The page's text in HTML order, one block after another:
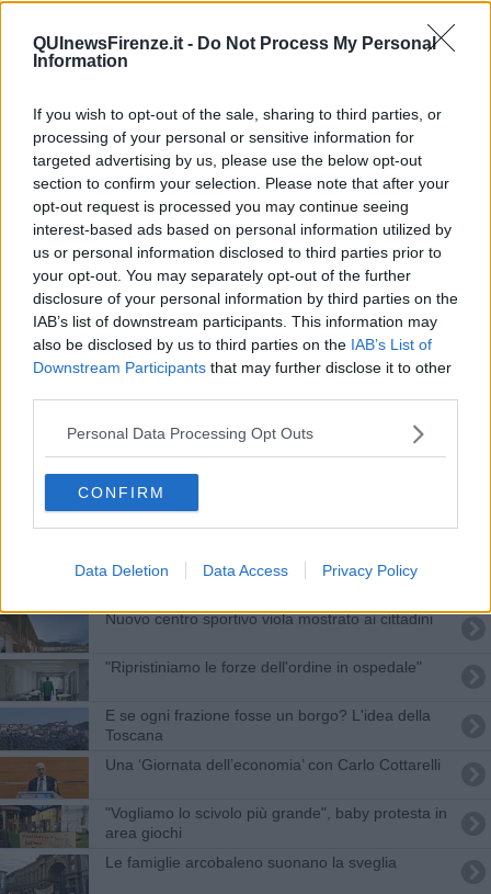
QUInewsFirenze.it - Do Not Process My Personal
Information
If you wish to opt-out of the sale, sharing to third parties, or
processing of your personal or sensitive information for
targeted advertising by us, please use the below opt-out
section to confirm your selection. Please note that after your
opt-out request is processed you may continue seeing
interest-based ads based on personal information utilized by
us or personal information disclosed to third parties prior to
your opt-out. You may separately opt-out of the further
disclosure of your personal information by third parties on the
IAB’s list of downstream participants. This information may
also be disclosed by us to third parties on the IAB’s List of
Downstream Participants that may further disclose it to other
Personal Data Processing Opt Outs
CONFIRM
Data Deletion Data Access Privacy Policy
Il rinascimento metropolitano della piana
Sicurezza, i sindaci vogliono più poteri
A Firenze la giunta provinciale lavora gratis
Agli Uffizi la bozza di un'opera perduta negli Usa
Cemento, rifiuti e animali nella morsa delle
ecomafie
Emergenza caldo, Sollicciano è un alto forno
Il tribunale nel pantano delle crisi aziendali
Taxi fiorentini in sciopero
Cobas in piazza contro la "Buona scuola"
Commissione d'inchiesta Forteto, ok del Senato
Nuovo centro sportivo viola mostrato ai cittadini
"Ripristiniamo le forze dell'ordine in ospedale"
E se ogni frazione fosse un borgo? L'idea della
Toscana
Una ‘Giornata dell’economia’ con Carlo Cottarelli
"Vogliamo lo scivolo più grande", baby protesta in
area giochi
Le famiglie arcobaleno suonano la sveglia